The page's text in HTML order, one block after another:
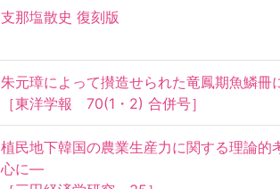
支那塩散史 復刻版
朱元璋によって攅造せられた竜鳳期魚鱗冊
［東洋学報　70(1・2) 合併号］
植民地下韓国の農業生産力に関する理論
心に—